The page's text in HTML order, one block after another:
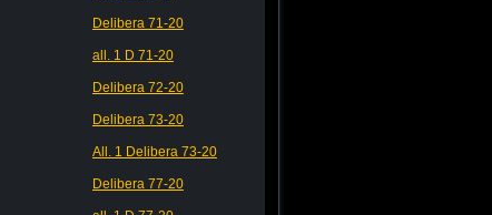
Delibera 71-20
all. 1 D 71-20
Delibera 72-20
Delibera 73-20
All. 1 Delibera 73-20
Delibera 77-20